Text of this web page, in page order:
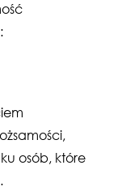
osób, które